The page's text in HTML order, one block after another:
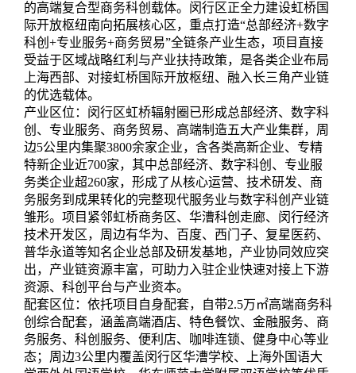
的高端复合型商务科创载体。闵行区正全力建设虹桥国
际开放枢纽南向拓展核心区，重点打造“总部经济+数字
科创+专业服务+商务贸易”全链条产业生态，项目直接
受益于区域战略红利与产业扶持政策，是各类企业布局
上海西部、对接虹桥国际开放枢纽、融入长三角产业链
的优选载体。
产业区位：闵行区虹桥辐射圈已形成总部经济、数字科
创、专业服务、商务贸易、高端制造五大产业集群，周
边5公里内集聚3800余家企业，含各类高新企业、专精
特新企业近700家，其中总部经济、数字科创、专业服
务类企业超260家，形成了从核心运营、技术研发、商
务服务到成果转化的完整现代服务业与数字科创产业链
雏形。项目紧邻虹桥商务区、华漕科创走廊、闵行经济
技术开发区，周边有华为、百度、西门子、复星医药、
普华永道等知名企业总部及研发基地，产业协同效应突
出，产业链资源丰富，可助力入驻企业快速对接上下游
资源、科创平台与产业资本。
配套区位：依托项目自身配套，自带2.5万㎡高端商务科
创综合配套，涵盖高端酒店、特色餐饮、金融服务、商
务服务、科创服务、便利店、咖啡连锁、健身中心等业
态；周边3公里内覆盖闵行区华漕学校、上海外国语大